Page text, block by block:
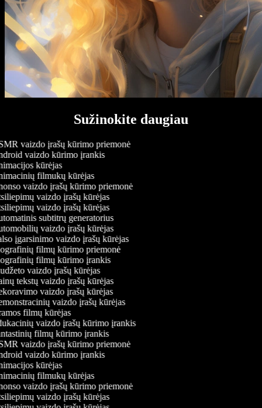
Sužinokite daugiau
vaizdo įrašų kūrimo priemonė
vaizdo kūrimo įrankis
kūrėjas
filmukų kūrėjas
vaizdo įrašų kūrimo priemonė
vaizdo įrašų kūrėjas
vaizdo įrašų kūrėjas
subtitrų generatorius
vaizdo įrašų kūrėjas
įgarsinimo vaizdo įrašų kūrėjas
filmų kūrimo priemonė
filmų kūrimo įrankis
vaizdo įrašų kūrėjas
tekstų vaizdo įrašų kūrėjas
vaizdo įrašų kūrėjas
vaizdo įrašų kūrėjas
filmų kūrėjas
vaizdo įrašų kūrimo įrankis
filmų kūrimo įrankis
vaizdo įrašų kūrimo priemonė
vaizdo kūrimo įrankis
kūrėjas
filmukų kūrėjas
vaizdo įrašų kūrimo priemonė
vaizdo įrašų kūrėjas